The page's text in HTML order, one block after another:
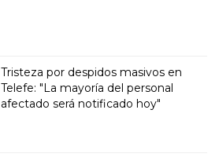
Tristeza por despidos masivos en
Telefe: "La mayoría del personal
afectado será notificado hoy"